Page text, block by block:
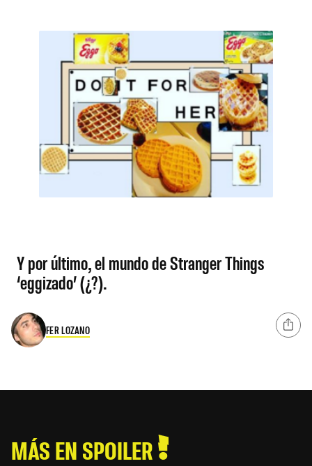
Y por último, el mundo de Stranger Things
‘eggizado’ (¿?).
FER LOZANO
MÁS EN SPOILER